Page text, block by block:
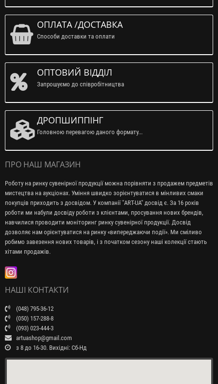
ОПЛАТА /ДОСТАВКА
Способи доставки та оплати
ОПТОВИЙ ВІДДІЛ
Запрошуємо до співробітництва
ДРОПШИППІНГ
Головною перевагою даного формату...
ПРО НАШ МАГАЗИН
Роботу на ринку сувенірної продукції можна порівняти з продажем предметів
мистецтва на аукціонах. Уміння швидко зорієнтуватися в мінливих смаки
покупців приходить з досвідом. У компанії "ART-UA" досвід є. За 16 років
роботи ми набули досвіду роботи з клієнтами, просування нових брендів,
навчилися проводити моніторинг ринку сувенірної продукції. Досвід
дозволяє нам орієнтуватися на ринку «випереджаючи події». Ми сміливо
робимо завезення нових товарів, і з початком сезону наші колекції стають
хітами продажів.
НАШІ КОНТАКТИ
(048) 795-36-12
(050) 157-288-8
(093) 023-444-3
artuashop@gmail.com
з 8 до 16-30. Вихідні: Сб-Нд